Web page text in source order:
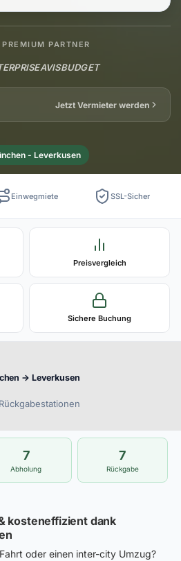
PREMIUM PARTNER
AVISBUDGET
Jetzt Vermieter werden
- Leverkusen
Einwegmiete SSL-Sicher
Preisvergleich
Sichere Buchung
→ Leverkusen
7
Abholung
7
Rückgabe
kosteneffizient dank
oder einen inter-city Umzug?